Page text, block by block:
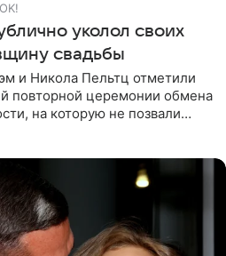
уколол своих
свадьбы
и Никола Пельтц отметили
повторной церемонии обмена
на которую не позвали